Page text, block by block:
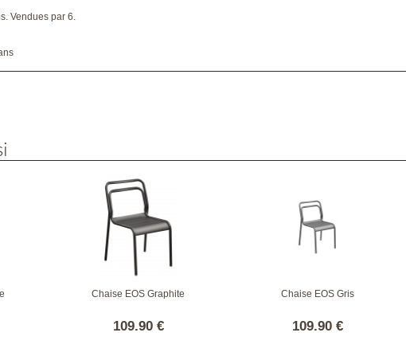
Vendues par 6.
Chaise EOS Graphite
109.90 €
Chaise EOS Gris
109.90 €